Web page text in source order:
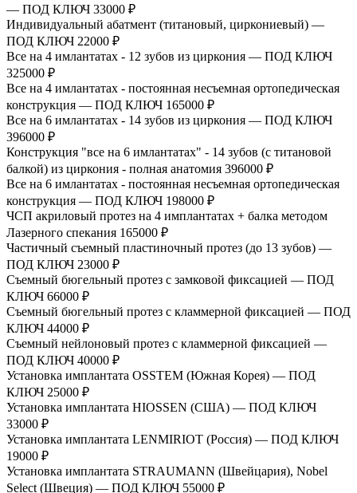
— ПОД КЛЮЧ 33000 ₽
Индивидуальный абатмент (титановый, циркониевый) —
ПОД КЛЮЧ 22000 ₽
Все на 4 имлантатах - 12 зубов из циркония — ПОД КЛЮЧ
325000 ₽
Все на 4 имлантатах - постоянная несъемная ортопедическая
конструкция — ПОД КЛЮЧ 165000 ₽
Все на 6 имлантатах - 14 зубов из циркония — ПОД КЛЮЧ
396000 ₽
Конструкция "все на 6 имлантатах" - 14 зубов (с титановой
балкой) из циркония - полная анатомия 396000 ₽
Все на 6 имлантатах - постоянная несъемная ортопедическая
конструкция — ПОД КЛЮЧ 198000 ₽
ЧСП акриловый протез на 4 имплантатах + балка методом
Лазерного спекания 165000 ₽
Частичный съемный пластиночный протез (до 13 зубов) —
ПОД КЛЮЧ 23000 ₽
Съемный бюгельный протез с замковой фиксацией — ПОД
КЛЮЧ 66000 ₽
Съемный бюгельный протез с кламмерной фиксацией — ПОД
КЛЮЧ 44000 ₽
Съемный нейлоновый протез с кламмерной фиксацией —
ПОД КЛЮЧ 40000 ₽
Установка имплантата OSSTEM (Южная Корея) — ПОД
КЛЮЧ 25000 ₽
Установка имплантата HIOSSEN (США) — ПОД КЛЮЧ
33000 ₽
Установка имплантата LENMIRIOT (Россия) — ПОД КЛЮЧ
19000 ₽
Установка имплантата STRAUMANN (Швейцария), Nobel
Select (Швеция) — ПОД КЛЮЧ 55000 ₽